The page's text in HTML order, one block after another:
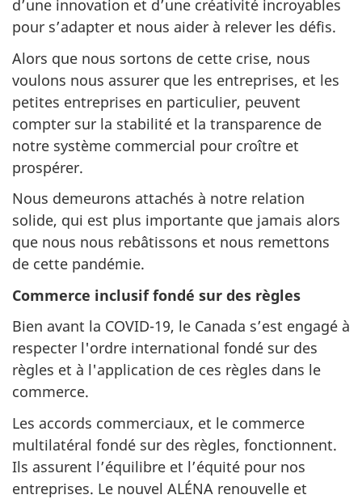
d’une innovation et d’une créativité incroyables
pour s’adapter et nous aider à relever les défis.
Alors que nous sortons de cette crise, nous
voulons nous assurer que les entreprises, et les
petites entreprises en particulier, peuvent
compter sur la stabilité et la transparence de
notre système commercial pour croître et
prospérer.
Nous demeurons attachés à notre relation
solide, qui est plus importante que jamais alors
que nous nous rebâtissons et nous remettons
de cette pandémie.
Commerce inclusif fondé sur des règles
Bien avant la COVID-19, le Canada s’est engagé à
respecter l'ordre international fondé sur des
règles et à l'application de ces règles dans le
commerce.
Les accords commerciaux, et le commerce
multilatéral fondé sur des règles, fonctionnent.
Ils assurent l’équilibre et l’équité pour nos
entreprises. Le nouvel ALÉNA renouvelle et